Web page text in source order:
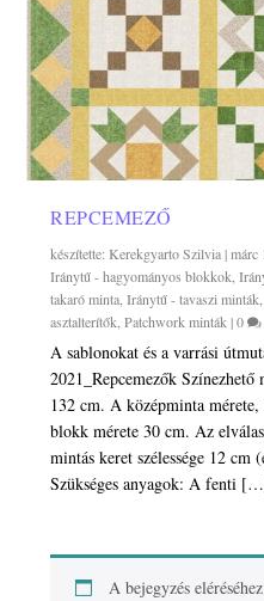
REPCEMEZŐ
készítette:Kerekgyarto Szilvia|márc
Iránytű - hagyományos blokkok ,
takaró minta ,Iránytű - tavaszi minták
asztalterítők ,Patchwork minták |0
A sablonokat és a varrási
2021_Repcemezők
132 cm. A középminta
blokk mérete 30 cm. Az
mintás keret szélessége 12 cm
Szükséges anyagok: A fenti
A bejegyzés